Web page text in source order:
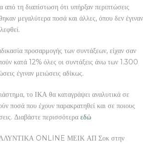
από τη διαπίστωση ότι υπήρξαν περιπτώσεις
μεγαλύτερα ποσά και άλλες, όπου δεν έγιναν
προσαρμογής των συντάξεων, είχαν σαν
κατά 12% όλες οι συντάξεις άνω των 1.300
έγιναν μειώσεις αδίκως.
το ΙΚΑ θα καταγράψει αναλυτικά σε
ποσά που έχουν παρακρατηθεί και σε ποιους
Διαβάστε περισσότερα εδώ
ONLINE ΜΕΙΚ ΑΠ Σοκ στην